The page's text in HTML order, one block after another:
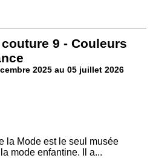
9 - Couleurs
2025 au 05 juillet 2026
la Mode est le seul musée
mode enfantine. Il a...